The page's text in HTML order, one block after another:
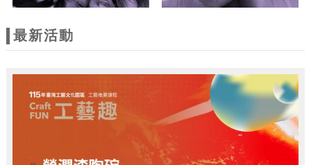
最新活動